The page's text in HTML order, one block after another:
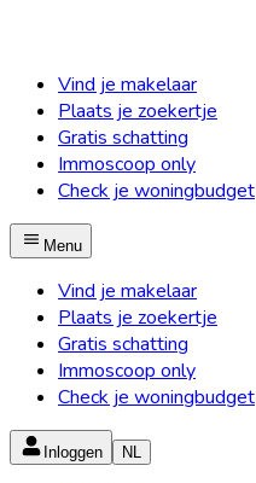
Vind je makelaar
Plaats je zoekertje
Gratis schatting
Immoscoop only
Check je woningbudget
Menu
Vind je makelaar
Plaats je zoekertje
Gratis schatting
Immoscoop only
Check je woningbudget
Inloggen NL